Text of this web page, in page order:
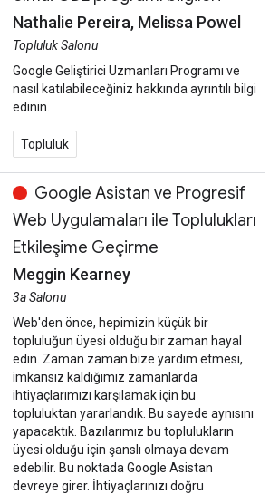
Nathalie Pereira, Melissa Powel
Topluluk Salonu
Google Geliştirici Uzmanları Programı ve
nasıl katılabileceğiniz hakkında ayrıntılı bilgi
edinin.
Topluluk
Google Asistan ve Progresif
Web Uygulamaları ile Toplulukları
Etkileşime Geçirme
Meggin Kearney
3a Salonu
Web'den önce, hepimizin küçük bir
topluluğun üyesi olduğu bir zaman hayal
edin. Zaman zaman bize yardım etmesi,
imkansız kaldığımız zamanlarda
ihtiyaçlarımızı karşılamak için bu
topluluktan yararlandık. Bu sayede aynısını
yapacaktık. Bazılarımız bu toplulukların
üyesi olduğu için şanslı olmaya devam
edebilir. Bu noktada Google Asistan
devreye girer. İhtiyaçlarınızı doğru